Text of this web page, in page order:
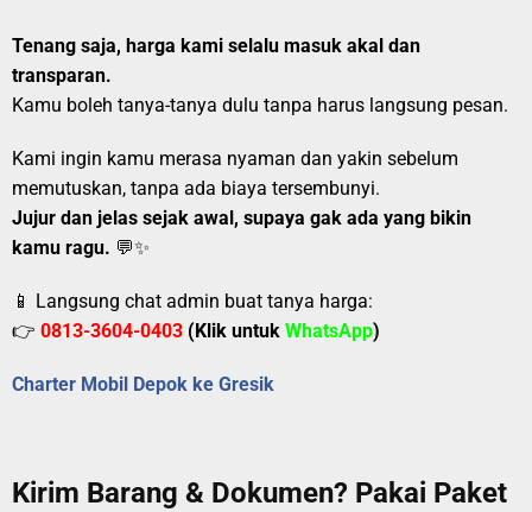
Tenang saja, harga kami selalu masuk akal dan
transparan.
Kamu boleh tanya-tanya dulu tanpa harus langsung pesan.
Kami ingin kamu merasa nyaman dan yakin sebelum
memutuskan, tanpa ada biaya tersembunyi.
Jujur dan jelas sejak awal, supaya gak ada yang bikin
kamu ragu. 💬✨
📱 Langsung chat admin buat tanya harga:
👉 0813-3604-0403 (Klik untuk WhatsApp)
Charter Mobil Depok ke Gresik
Kirim Barang & Dokumen? Pakai Paket